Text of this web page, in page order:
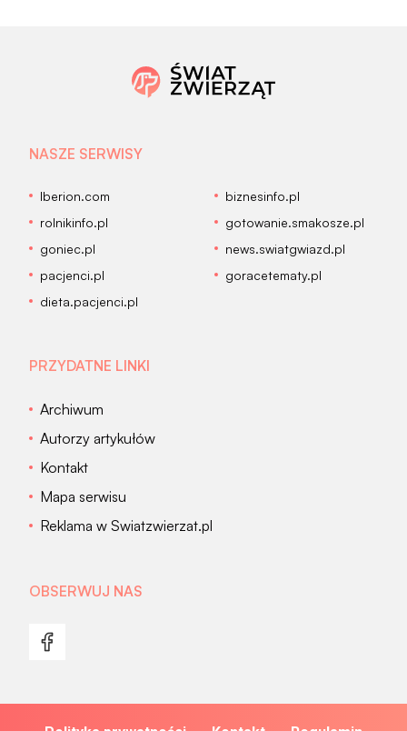
NASZE SERWISY
Iberion.com
biznesinfo.pl
rolnikinfo.pl
gotowanie.smakosze.pl
goniec.pl
news.swiatgwiazd.pl
pacjenci.pl
goracetematy.pl
dieta.pacjenci.pl
PRZYDATNE LINKI
Archiwum
Autorzy artykułów
Kontakt
Mapa serwisu
Reklama w Swiatzwierzat.pl
OBSERWUJ NAS